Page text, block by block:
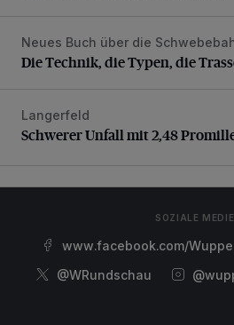
Die Technik, die Typen, die
Neues Buch über die
Die Technik, die Typen, die
Schwerer Unfall mit 2,48 Promille
Langerfeld
Schwerer Unfall mit 2,48
SOZIALE
www.facebook.com/
@WRundschau